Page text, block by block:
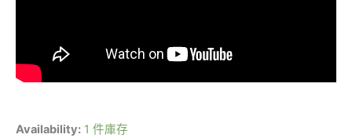
Availability: 1 件庫存